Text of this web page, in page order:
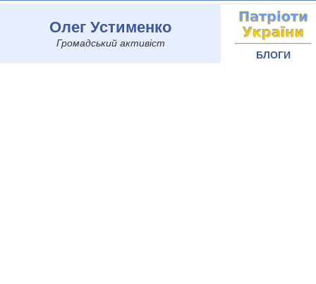
Олег Устименко
Громадський активіст
БЛОГИ